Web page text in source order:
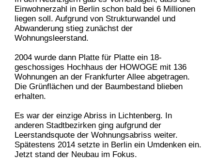
Einwohnerzahl in Berlin schon bald bei 6 Millionen
liegen soll. Aufgrund von Strukturwandel und
Abwanderung stieg zunächst der
Wohnungsleerstand.
2004 wurde dann Platte für Platte ein 18-
geschossiges Hochhaus der HOWOGE mit 136
Wohnungen an der Frankfurter Allee abgetragen.
Die Grünflächen und der Baumbestand blieben
erhalten.
Es war der einzige Abriss in Lichtenberg. In
anderen Stadtbezirken ging aufgrund der
Leerstandsquote der Wohnungsabriss weiter.
Spätestens 2014 setzte in Berlin ein Umdenken ein.
Jetzt stand der Neubau im Fokus.